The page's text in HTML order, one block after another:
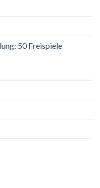
50 Freispiele